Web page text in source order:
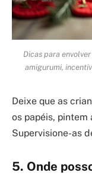
Dicas para
amigurumi,
Deixe que as
os papéis, pintem
Supervisione-as
5. Onde